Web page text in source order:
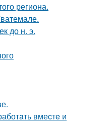
региона.
до н. э.
вмеcтe и